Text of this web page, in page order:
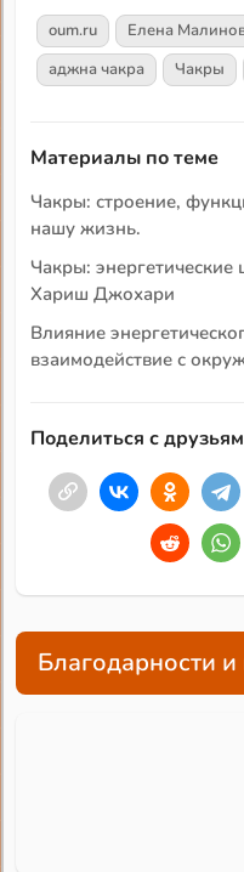
oum.ru Елена
аджна чакра
Чакры
Материалы по теме
Чакры: строение,
нашу жизнь.
Чакры:
Хариш Джохари
Влияние
взаимодействие с
Поделиться с
Благодарности